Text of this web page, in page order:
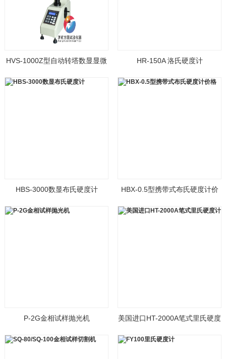
HVS-1000Z型自动转塔数显显微
HR-150A 洛氏硬度计
HBS-3000数显布氏硬度计
HBX-0.5型携带式布氏硬度计价
P-2G金相试样抛光机
美国进口HT-2000A笔式里氏硬度